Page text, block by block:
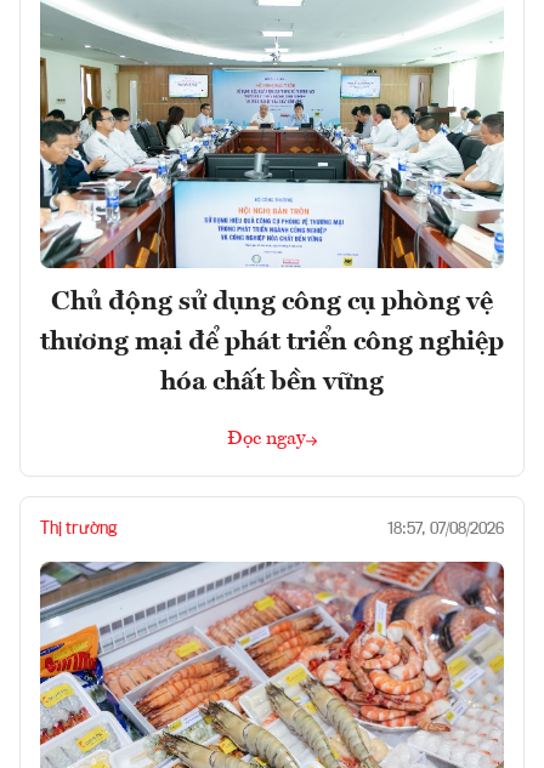
Chủ động sử dụng công cụ phòng vệ
thương mại để phát triển công nghiệp
hóa chất bền vững
Đọc ngay
Thị trường 18:57, 07/08/2026